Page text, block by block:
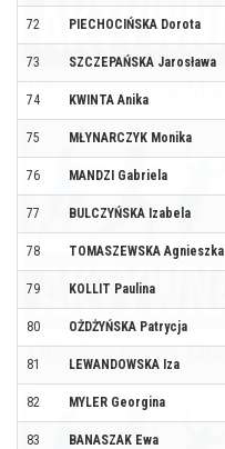
72 PIECHOCIŃSKA Dorota
73 SZCZEPAŃSKA Jarosława
74 KWINTA Anika
75 MŁYNARCZYK Monika
76 MANDZI Gabriela
77 BULCZYŃSKA Izabela
78 TOMASZEWSKA Agnieszka
79 KOLLIT Paulina
80 OŻDŻYŃSKA Patrycja
81 LEWANDOWSKA Iza
82 MYLER Georgina
83 BANASZAK Ewa